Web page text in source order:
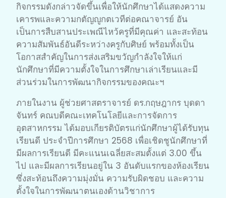
กิจกรรมดังกล่าวจัดขึ้นเพื่อให้นักศึกษาได้แสดงความ
เคารพและความกตัญญูกตเวทีต่อคณาจารย์ อัน
เป็นการสืบสานประเพณีไหว้ครูที่มีคุณค่า และสะท้อน
ความสัมพันธ์อันดีระหว่างครูกับศิษย์ พร้อมทั้งเป็น
โอกาสสำคัญในการส่งเสริมขวัญกำลังใจให้แก่
นักศึกษาที่มีความตั้งใจในการศึกษาเล่าเรียนและมี
ส่วนร่วมในการพัฒนากิจกรรมของคณะฯ
ภายในงาน ผู้ช่วยศาสตราจารย์ ดร.กฤษฎากร บุดดา
จันทร์ คณบดีคณะเทคโนโลยีและการจัดการ
อุตสาหกรรม ได้มอบเกียรติบัตรแก่นักศึกษาผู้ได้รับทุน
เรียนดี ประจำปีการศึกษา 2568 เพื่อเชิดชูนักศึกษาที่
มีผลการเรียนดี มีคะแนนเฉลี่ยสะสมตั้งแต่ 3.00 ขึ้น
ไป และมีผลการเรียนอยู่ใน 3 อันดับแรกของห้องเรียน
ซึ่งสะท้อนถึงความมุ่งมั่น ความรับผิดชอบ และความ
ตั้งใจในการพัฒนาตนเองด้านวิชาการ